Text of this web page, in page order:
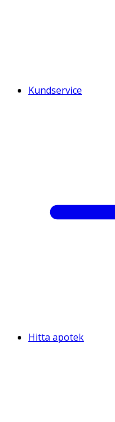
Kundservice
Hitta apotek